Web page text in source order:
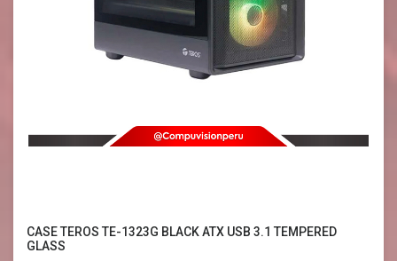
CASE TEROS TE-1323G BLACK ATX USB 3.1 TEMPERED
GLASS